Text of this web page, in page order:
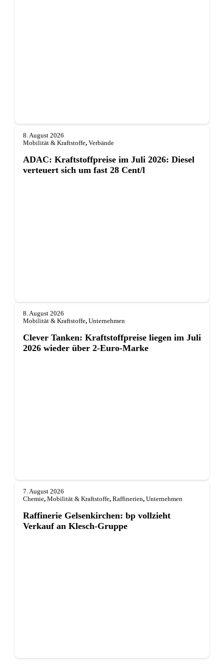
8. August 2026
Mobilität & Kraftstoffe, Verbände
ADAC: Kraftstoffpreise im Juli 2026: Diesel
verteuert sich um fast 28 Cent/l
8. August 2026
Mobilität & Kraftstoffe, Unternehmen
Clever Tanken: Kraftstoffpreise liegen im Juli
2026 wieder über 2-Euro-Marke
7. August 2026
Chemie, Mobilität & Kraftstoffe, Raffinerien, Unternehmen
Raffinerie Gelsenkirchen: bp vollzieht
Verkauf an Klesch-Gruppe